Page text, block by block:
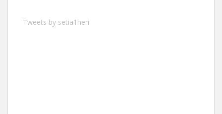
Tweets by setia1heri